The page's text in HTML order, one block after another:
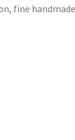
, fine